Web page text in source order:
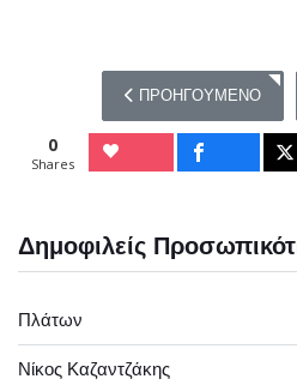
Δημοφιλείς
Πλάτων
Νίκος Καζαντζάκης
ΠΡΟΗΓΟΎΜΕΝΟ
ΠΡΟΗΓΟΎΜΕΝΟ
0
Shares